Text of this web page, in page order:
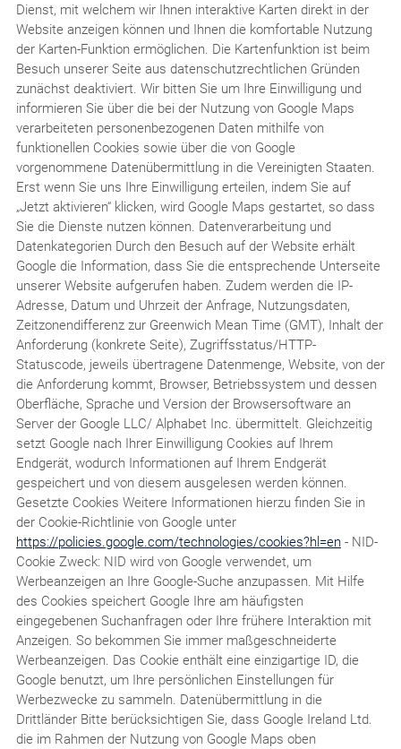
Dienst, mit welchem wir Ihnen interaktive Karten direkt in der
Website anzeigen können und Ihnen die komfortable Nutzung
der Karten-Funktion ermöglichen. Die Kartenfunktion ist beim
Besuch unserer Seite aus datenschutzrechtlichen Gründen
zunächst deaktiviert. Wir bitten Sie um Ihre Einwilligung und
informieren Sie über die bei der Nutzung von Google Maps
verarbeiteten personenbezogenen Daten mithilfe von
funktionellen Cookies sowie über die von Google
vorgenommene Datenübermittlung in die Vereinigten Staaten.
Erst wenn Sie uns Ihre Einwilligung erteilen, indem Sie auf
„Jetzt aktivieren“ klicken, wird Google Maps gestartet, so dass
Sie die Dienste nutzen können. Datenverarbeitung und
Datenkategorien Durch den Besuch auf der Website erhält
Google die Information, dass Sie die entsprechende Unterseite
unserer Website aufgerufen haben. Zudem werden die IP-
Adresse, Datum und Uhrzeit der Anfrage, Nutzungsdaten,
Zeitzonendifferenz zur Greenwich Mean Time (GMT), Inhalt der
Anforderung (konkrete Seite), Zugriffsstatus/HTTP-
Statuscode, jeweils übertragene Datenmenge, Website, von der
die Anforderung kommt, Browser, Betriebssystem und dessen
Oberfläche, Sprache und Version der Browsersoftware an
Server der Google LLC/ Alphabet Inc. übermittelt. Gleichzeitig
setzt Google nach Ihrer Einwilligung Cookies auf Ihrem
Endgerät, wodurch Informationen auf Ihrem Endgerät
gespeichert und von diesem ausgelesen werden können.
Gesetzte Cookies Weitere Informationen hierzu finden Sie in
der Cookie-Richtlinie von Google unter
https://policies.google.com/technologies/cookies?hl=en- NID-
Cookie Zweck: NID wird von Google verwendet, um
Werbeanzeigen an Ihre Google-Suche anzupassen. Mit Hilfe
des Cookies speichert Google Ihre am häufigsten
eingegebenen Suchanfragen oder Ihre frühere Interaktion mit
Anzeigen. So bekommen Sie immer maßgeschneiderte
Werbeanzeigen. Das Cookie enthält eine einzigartige ID, die
Google benutzt, um Ihre persönlichen Einstellungen für
Werbezwecke zu sammeln. Datenübermittlung in die
Drittländer Bitte berücksichtigen Sie, dass Google Ireland Ltd.
die im Rahmen der Nutzung von Google Maps oben